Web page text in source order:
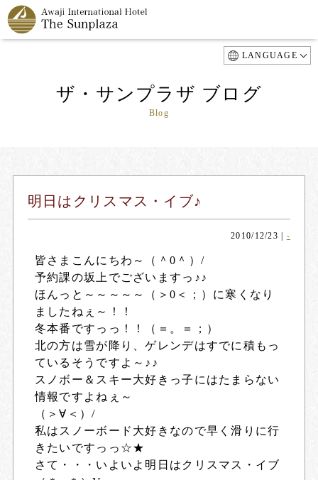
LANGUAGE
ザ・サンプラザ ブログ
Blog
明日はクリスマス・イブ♪
2010/12/23 -
皆さまこんにちわ～（＾0＾）/
予約課の坂上でございますっ♪♪
ほんっと～～～～～（＞0＜；）に寒くなり
ましたねぇ～！！
冬本番ですっっ！！（＝。＝；）
北の方は雪が降り、ゲレンデはすでに積もっ
ているそうですよ～♪♪
スノボー＆スキー大好きっ子にはたまらない
情報ですよねぇ～
（＞∀＜）/
私はスノーボード大好きなので早く滑りに行
きたいですっっ☆★
さて・・・いよいよ明日はクリスマス・イブ